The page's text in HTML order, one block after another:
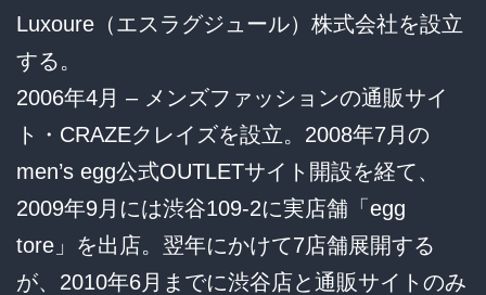
Luxoure（エスラグジュール）株式会社を設立
する。
2006年4月 – メンズファッションの通販サイ
ト・CRAZEクレイズを設立。2008年7月の
men’s egg公式OUTLETサイト開設を経て、
2009年9月には渋谷109-2に実店舗「egg
tore」を出店。翌年にかけて7店舗展開する
が、2010年6月までに渋谷店と通販サイトのみ